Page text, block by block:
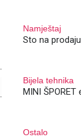
Namještaj
Sto na prodaju
Bijela tehnika
MINI ŠPORET
Ostalo